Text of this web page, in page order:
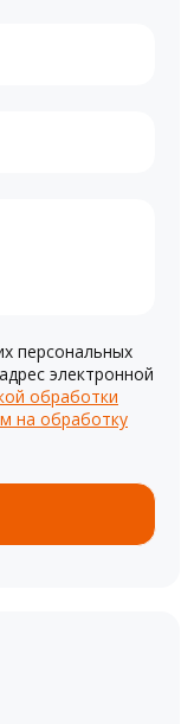
персональных
электронной
обработки
на обработку